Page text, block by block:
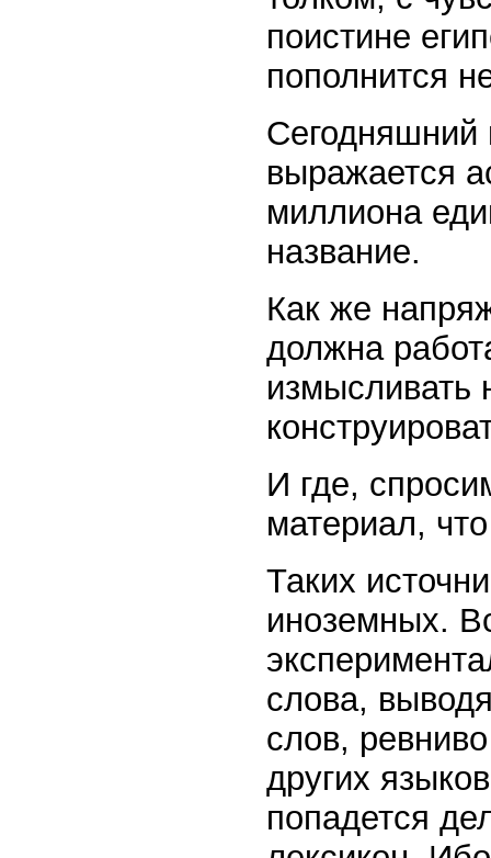
поистине
пополнится
выражается
миллиона
название.
Как же
должна
измысливать
И где,
материал,
Таких
иноземных.
слова,
слов,
других
попадется